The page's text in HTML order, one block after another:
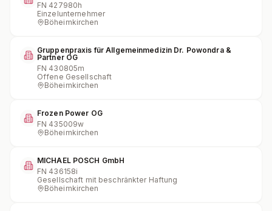
FN 427980h
Einzelunternehmer
Böheimkirchen
Gruppenpraxis für Allgemeinmedizin Dr. Powondra &
Partner OG
FN 430805m
Offene Gesellschaft
Böheimkirchen
Frozen Power OG
FN 435009w
Böheimkirchen
MICHAEL POSCH GmbH
FN 436158i
Gesellschaft mit beschränkter Haftung
Böheimkirchen